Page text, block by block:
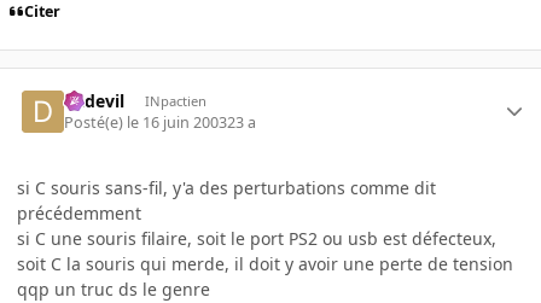
Citer
dadevil INpactien
Posté(e) le 16 juin 200323 a
si C souris sans-fil, y'a des perturbations comme dit
précédemment
si C une souris filaire, soit le port PS2 ou usb est défecteux,
soit C la souris qui merde, il doit y avoir une perte de tension
qqp un truc ds le genre